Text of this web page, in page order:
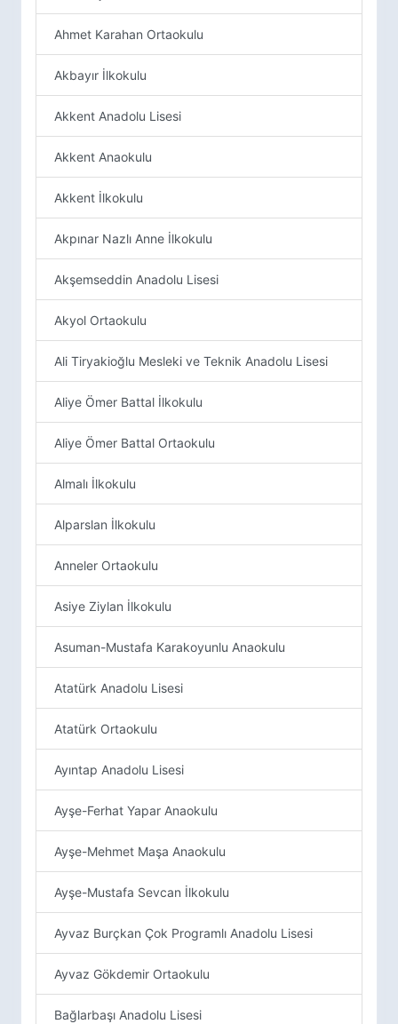
Ahmet Karahan Ortaokulu
Akbayır İlkokulu
Akkent Anadolu Lisesi
Akkent Anaokulu
Akkent İlkokulu
Akpınar Nazlı Anne İlkokulu
Akşemseddin Anadolu Lisesi
Akyol Ortaokulu
Ali Tiryakioğlu Mesleki ve Teknik Anadolu Lisesi
Aliye Ömer Battal İlkokulu
Aliye Ömer Battal Ortaokulu
Almalı İlkokulu
Alparslan İlkokulu
Anneler Ortaokulu
Asiye Ziylan İlkokulu
Asuman-Mustafa Karakoyunlu Anaokulu
Atatürk Anadolu Lisesi
Atatürk Ortaokulu
Ayıntap Anadolu Lisesi
Ayşe-Ferhat Yapar Anaokulu
Ayşe-Mehmet Maşa Anaokulu
Ayşe-Mustafa Sevcan İlkokulu
Ayvaz Burçkan Çok Programlı Anadolu Lisesi
Ayvaz Gökdemir Ortaokulu
Bağlarbaşı Anadolu Lisesi